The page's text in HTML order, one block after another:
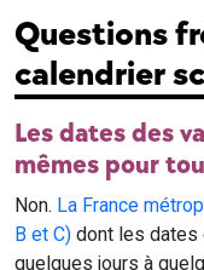
Questions
calendrier
Les dates des
mêmes pour
Non. La France
B et C) dont les dates
quelques jours à